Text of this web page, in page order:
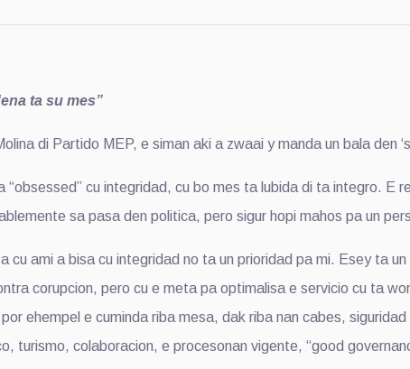
ta su mes”
di Partido MEP, e siman aki a zwaai y manda un bala den
cu integridad, cu bo mes ta lubida di ta integro. E
sa pasa den politica, pero sigur hopi mahos pa un
cu ami a bisa cu integridad no ta un prioridad pa mi. Esey ta
corupcion, pero cu e meta pa optimalisa e servicio cu ta
ehempel e cuminda riba mesa, dak riba nan cabes,
turismo, colaboracion, e procesonan vigente, “good